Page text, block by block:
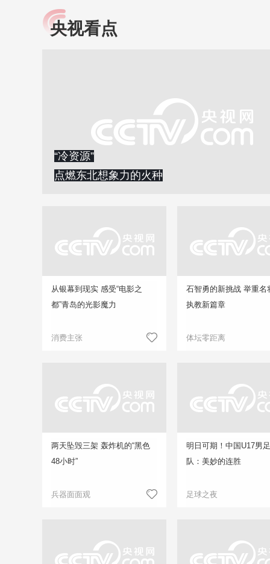
小央视频
知识！
央视看点
“冷资源”
点燃东北想象力的火种
从银幕到现实 感受“电影之
都”青岛的光影魔力
消费主张
石智勇的新挑战 举重名
执教新篇章
体坛零距离
两天坠毁三架 轰炸机的“黑色
48小时”
兵器面面观
明日可期！中国U17男
队：美妙的连胜
足球之夜